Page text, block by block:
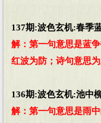
137期:波色玄机:春季
解：第一句意思是蓝
红波为防；诗句意思
136期:波色玄机:池中
解：第一句意思是雨